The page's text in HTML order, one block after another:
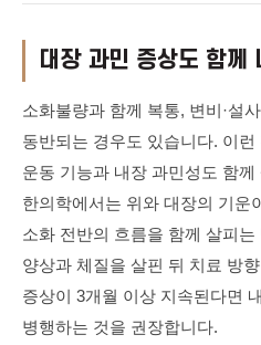
대장 과민 증상도 함께
소화불량과 함께 복통, 변비·설
동반되는 경우도 있습니다. 이
운동 기능과 내장 과민성도 함
한의학에서는 위와 대장의 기운
소화 전반의 흐름을 함께 살피
양상과 체질을 살핀 뒤 치료 방
증상이 3개월 이상 지속된다면
병행하는 것을 권장합니다.